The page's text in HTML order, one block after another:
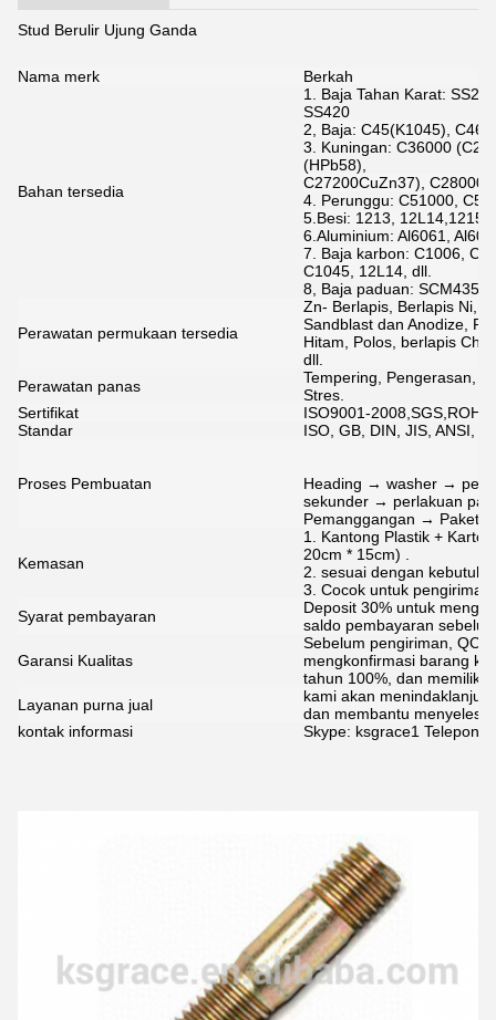
Stud Berulir Ujung Ganda
Nama merk Berkah
Bahan tersedia
1. Baja Tahan Karat:
SS420
2, Baja: C45(K1045),
3. Kuningan: C36000
(HPb58),
C27200CuZn37),
4. Perunggu: C51000,
5.Besi: 1213, 12L14,1215,
6.Aluminium: Al6061,
7. Baja karbon: C1006,
C1045, 12L14, dll.
8, Baja paduan:
Perawatan permukaan tersedia
Zn- Berlapis, Berlapis Ni,
Sandblast dan Anodize,
Hitam, Polos, berlapis
dll.
Perawatan panas
Tempering, Pengerasan,
Stres.
Sertifikat
ISO9001-
Standar
ISO, GB, DIN, JIS, ANSI,
Proses Pembuatan
Heading → washer →
sekunder → perlakuan
Pemanggangan → Paket
Kemasan
1. Kantong Plastik +
20cm * 15cm) .
2. sesuai dengan
3. Cocok untuk
Syarat pembayaran
Deposit 30% untuk
saldo pembayaran
Garansi Kualitas
Sebelum pengiriman, QC
mengkonfirmasi barang
tahun 100%, dan memiliki
Layanan purna jual
kami akan
dan membantu
kontak informasi
Skype: ksgrace1